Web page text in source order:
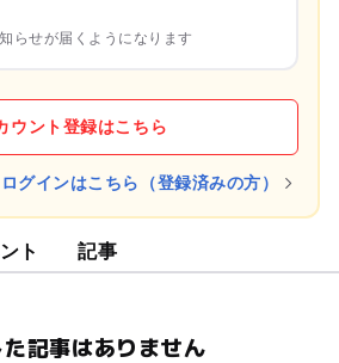
らせが届くようになります
ウント登録はこちら
ログインはこちら（登録済みの方）
ト 記事
記事はありません